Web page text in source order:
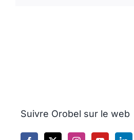
Suivre Orobel sur le web